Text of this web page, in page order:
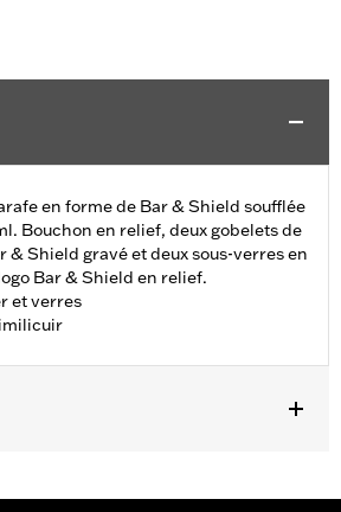
en forme de Bar & Shield soufflée
Bouchon en relief, deux gobelets de
& Shield gravé et deux sous-verres en
Bar & Shield en relief.
et verres
Carafe : L 6.75 x H 7 x P 2.5 / Sous-